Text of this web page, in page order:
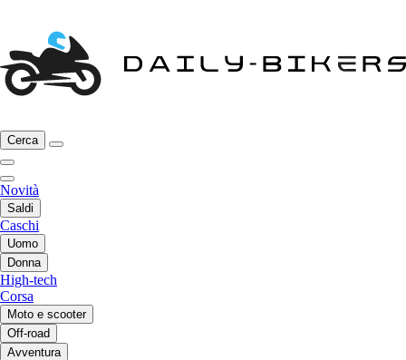
Cerca
Novità
Saldi
Caschi
Uomo
Donna
High-tech
Corsa
Moto e scooter
Off-road
Avventura